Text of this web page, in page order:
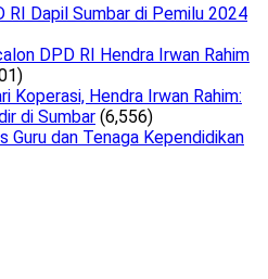
RI Dapil Sumbar di Pemilu 2024
DPD RI Hendra Irwan Rahim
Koperasi, Hendra Irwan Rahim:
di Sumbar (6,556)
Guru dan Tenaga Kependidikan